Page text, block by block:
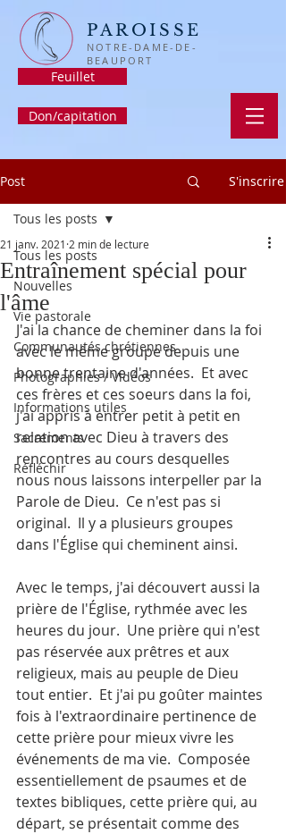
PAROISSE
NOTRE-DAME-DE-
BEAUPORT
Feuillet
Don/capitation
Post S'inscrire
Tous les posts
Nouvelles
Vie pastorale
Communautés chrétiennes
Photographies / Vidéos
Informations utiles
Sacrements
Réfléchir
Tous les posts
Entraînement spécial pour
l'âme
21 janv. 2021 2 min de lecture
J'ai la chance de cheminer dans la foi
avec le même groupe depuis une
bonne trentaine d'années.  Et avec
ces frères et ces soeurs dans la foi,
j'ai appris à entrer petit à petit en
relation avec Dieu à travers des
rencontres au cours desquelles
nous nous laissons interpeller par la
Parole de Dieu.  Ce n'est pas si
original.  Il y a plusieurs groupes
dans l'Église qui cheminent ainsi.
Avec le temps, j'ai découvert aussi la
prière de l'Église, rythmée avec les
heures du jour.  Une prière qui n'est
pas réservée aux prêtres et aux
religieux, mais au peuple de Dieu
tout entier.  Et j'ai pu goûter maintes
fois à l'extraordinaire pertinence de
cette prière pour mieux vivre les
événements de ma vie.  Composée
essentiellement de psaumes et de
textes bibliques, cette prière qui, au
départ, se présentait comme des